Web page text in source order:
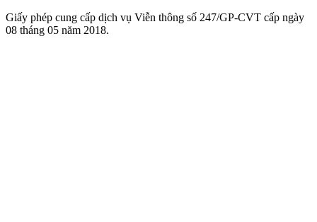
Giấy phép cung cấp dịch vụ Viễn thông số 247/GP-CVT cấp ngày
08 tháng 05 năm 2018.